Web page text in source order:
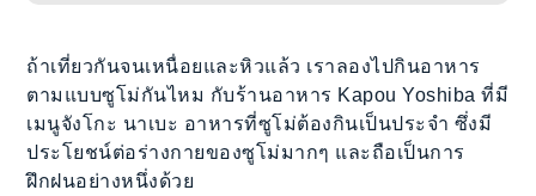
ถ้าเที่ยวกันจนเหนื่อยและหิวแล้ว เราลองไปกินอาหาร
ตามแบบซูโม่กันไหม กับร้านอาหาร Kapou Yoshiba ที่มี
เมนูจังโกะ นาเบะ อาหารที่ซูโม่ต้องกินเป็นประจำ ซึ่งมี
ประโยชน์ต่อร่างกายของซูโม่มากๆ และถือเป็นการ
ฝึกฝนอย่างหนึ่งด้วย